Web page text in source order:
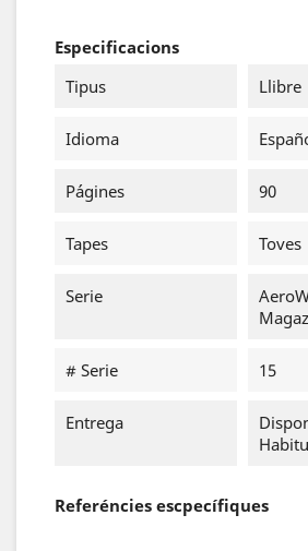
Especificacions
Tipus
Llibre
Idioma
Págines 90
Tapes Toves
Serie
# Serie 15
Entrega
Referéncies escpecífiques